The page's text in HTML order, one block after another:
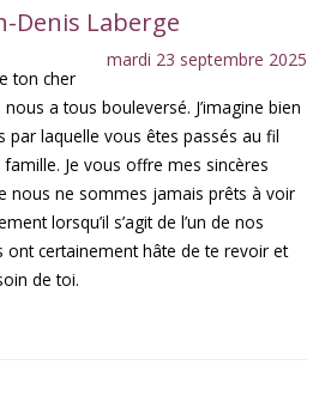
Denis Laberge
mardi 23 septembre 2025
ton cher
a tous bouleversé. J’imagine bien
par laquelle vous êtes passés au fil
Je vous offre mes sincères
nous ne sommes jamais prêts à voir
lorsqu’il s’agit de l’un de nos
ont certainement hâte de te revoir et
de toi.